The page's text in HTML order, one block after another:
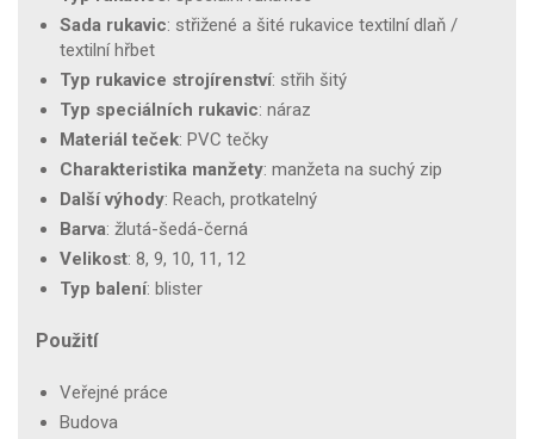
Sada rukavic: střižené a šité rukavice textilní dlaň /
textilní hřbet
Typ rukavice strojírenství: střih šitý
Typ speciálních rukavic: náraz
Materiál teček: PVC tečky
Charakteristika manžety: manžeta na suchý zip
Další výhody: Reach, protkatelný
Barva: žlutá-šedá-černá
Velikost: 8, 9, 10, 11, 12
Typ balení: blister
Použití
Veřejné práce
Budova